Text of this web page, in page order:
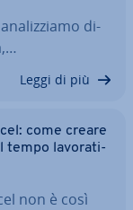
di­
Leggi di più
come creare
tempo la­vo­ra­ti­
non è così